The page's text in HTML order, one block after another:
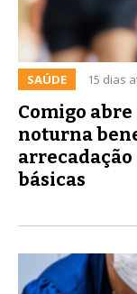
SAÚDE 15 dias
Comigo
noturna
arrecadação
básicas